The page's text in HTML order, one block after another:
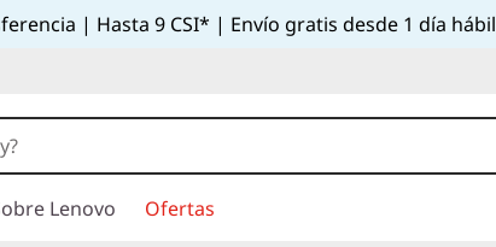
| Hasta 9 CSI* | Envío gratis desde 1 día hábil
Lenovo Ofertas